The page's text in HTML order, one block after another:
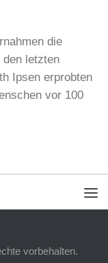
die
den letzten
Ipsen erprobten
vor 100
vorbehalten.